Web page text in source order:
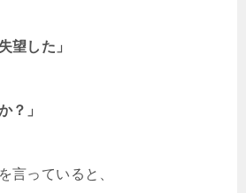
望した」
？」
言っていると、